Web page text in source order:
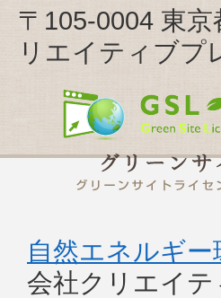
〒105-0004 東
リエイティブプ
自然エネルギ
会社クリエイ